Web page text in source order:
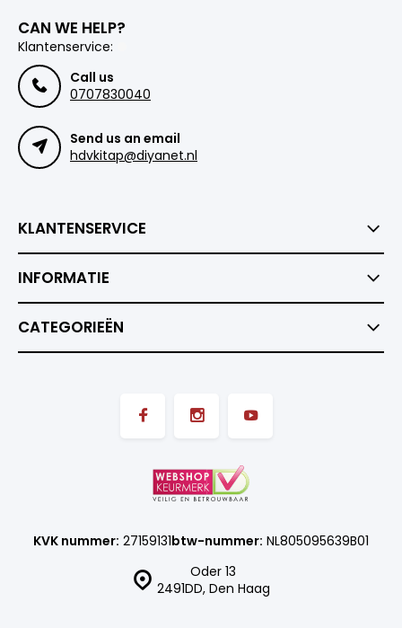
CAN WE HELP?
Klantenservice:
Call us
0707830040
Send us an email
hdvkitap@diyanet.nl
KLANTENSERVICE
INFORMATIE
CATEGORIEËN
Oder 13
2491DD, Den Haag
KVK nummer: 27159131btw-nummer: NL805095639B01